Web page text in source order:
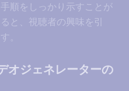
順をしっかり示すことが
と、視聴者の興味を引
。
オジェネレーターの